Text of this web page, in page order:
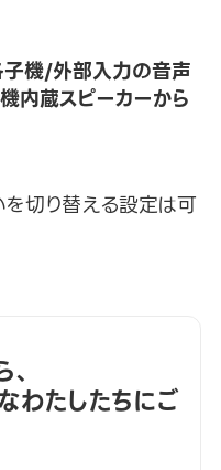
子機/外部入力の音声
内蔵スピーカーから
切り替える設定は可
わたしたちにご